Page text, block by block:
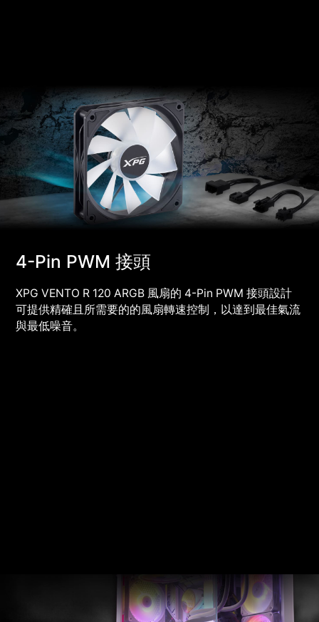
4-Pin PWM 接頭
XPG VENTO R 120 ARGB 風扇的 4-Pin PWM 接頭設計
可提供精確且所需要的的風扇轉速控制，以達到最佳氣流
與最低噪音。